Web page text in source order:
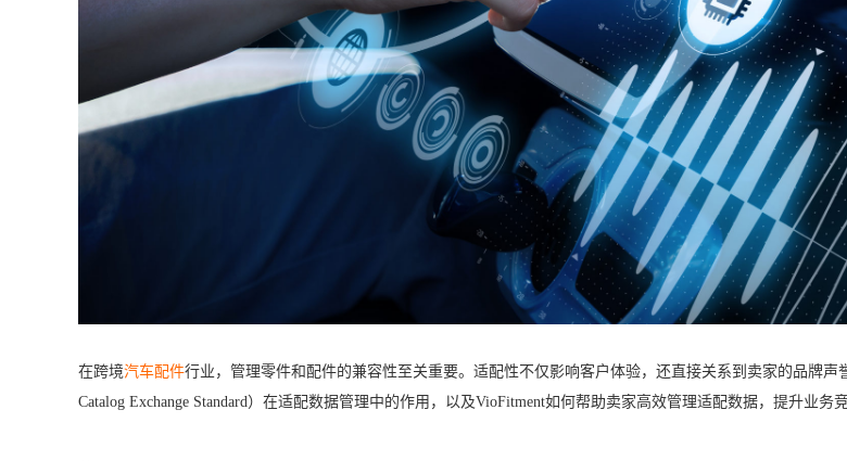
在跨境汽车配件行业，管理零件和配件的兼容性至关重要。适配性不仅影响客户体验，还直接关系到卖家的品牌
Catalog Exchange Standard）在适配数据管理中的作用，以及VioFitment如何帮助卖家高效管理适配数据，提升业务竞